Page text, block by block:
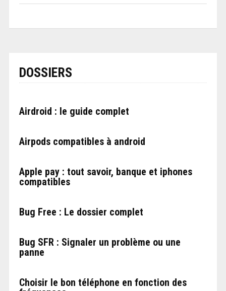
DOSSIERS
Airdroid : le guide complet
Airpods compatibles à android
Apple pay : tout savoir, banque et iphones
compatibles
Bug Free : Le dossier complet
Bug SFR : Signaler un problème ou une
panne
Choisir le bon téléphone en fonction des